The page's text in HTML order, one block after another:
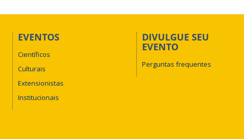
EVENTOS
Científicos
Culturais
Extensionistas
Institucionais
DIVULGUE SEU
EVENTO
Perguntas frequentes